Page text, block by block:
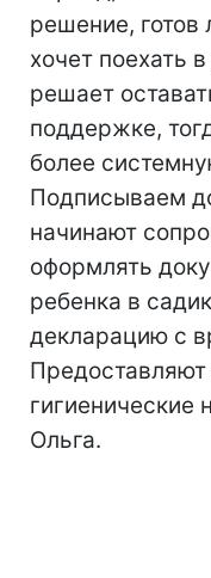
решение, готов
хочет поехать
решает
поддержке,
более
Подписываем
начинают
оформлять
ребенка в
декларацию с
гигиенические
Ольга.